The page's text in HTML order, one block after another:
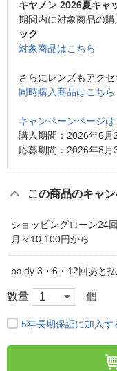
キヤノン 2026夏キャ
期間内に対象商品の
ック
対象商品はこちら
さらにレンズもアク
同時購入商品はこちら
キャンペーンページは
購入期間：2026年6月
応募期間：2026年8月
この商品のキャ
ショッピングローン24
月々10,100円から
paidy 3・6・12回あと
数量 個
5年長期保証に加入す